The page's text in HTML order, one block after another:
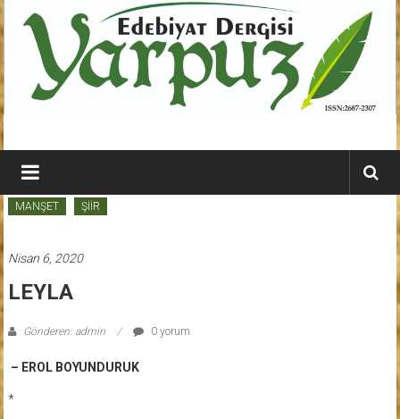
geç
YARPUZ
Edebiyat
Dergisi
Kahramanmaraş'ın
Etkili
Dergisi
MANŞET ŞİİR
Nisan 6, 2020
LEYLA
Gönderen: admin 0 yorum
– EROL BOYUNDURUK
*